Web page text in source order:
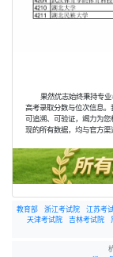
果然优志始终秉持专
高考录取分数与位次信息
可追溯、可验证，竭力为您
现的所有数据，均与官方渠
教育部 浙江考试院 江苏考
天津考试院
吉林考试院